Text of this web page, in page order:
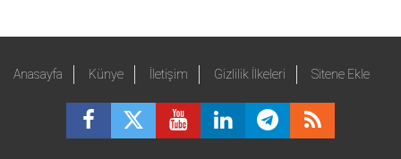
Anasayfa Künye İletişim Gizlilik İlkeleri Sitene Ekle